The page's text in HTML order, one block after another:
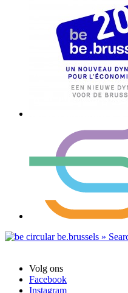
Volg ons
Facebook
Instagram